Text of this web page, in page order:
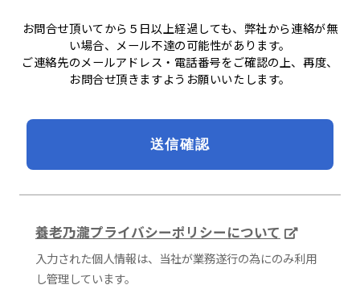
お問合せ頂いてから５日以上経過しても、弊社から連絡が無
い場合、メール不達の可能性があります。
ご連絡先のメールアドレス・電話番号をご確認の上、再度、
お問合せ頂きますようお願いいたします。
養老乃瀧プライバシーポリシーについて
入力された個人情報は、当社が業務遂行の為にのみ利用
し管理しています。